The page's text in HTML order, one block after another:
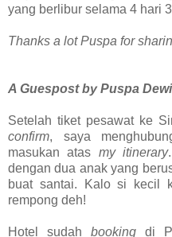
yang berlibur selama 4 hari
Thanks a lot Puspa for
A Guespost by Puspa Dewi
Setelah tiket pesawat ke
confirm, saya
masukan atas my itinerary
dengan dua anak yang
buat santai.
Kalo si kecil
rempong deh!
Hotel sudah bookingdi